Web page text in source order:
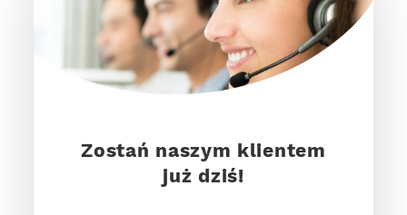
Zostań naszym klientem
już dziś!